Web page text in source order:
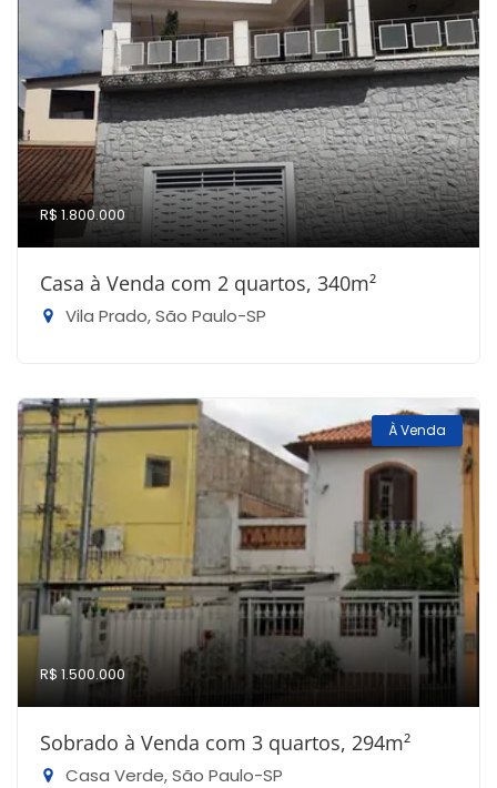
R$ 1.800.000
Casa à Venda com 2 quartos, 340m²
Vila Prado, São Paulo-SP
À Venda
R$ 1.500.000
Sobrado à Venda com 3 quartos, 294m²
Casa Verde, São Paulo-SP